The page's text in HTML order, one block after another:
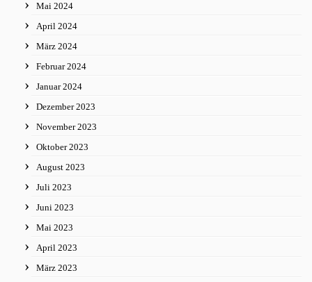
Mai 2024
April 2024
März 2024
Februar 2024
Januar 2024
Dezember 2023
November 2023
Oktober 2023
August 2023
Juli 2023
Juni 2023
Mai 2023
April 2023
März 2023